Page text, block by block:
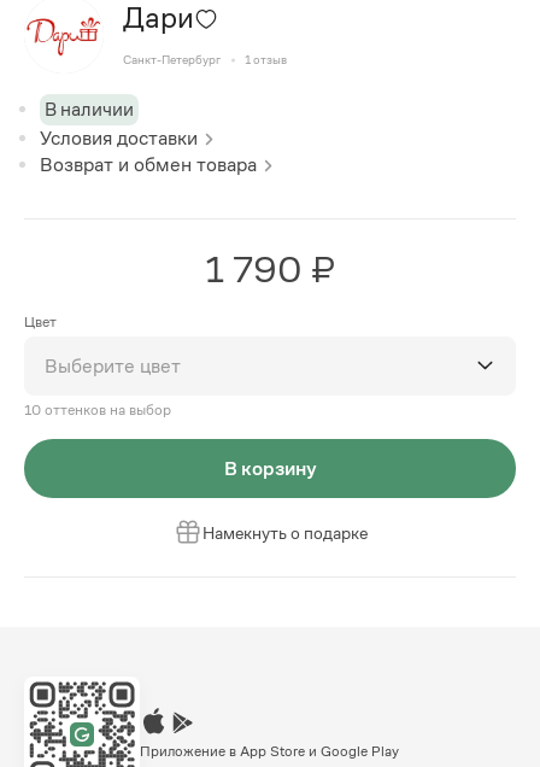
Дари
Санкт-Петербург 1 отзыв
В наличии
Условия доставки
Возврат и обмен товара
1 790 ₽
Цвет
Выберите цвет
10 оттенков на выбор
В корзину
Намекнуть о подарке
Приложение в App Store и Google Play